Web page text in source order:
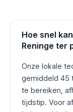
Hoe snel
Reninge ter
Onze lokale
gemiddeld 45
te bereiken,
tijdstip. Voor